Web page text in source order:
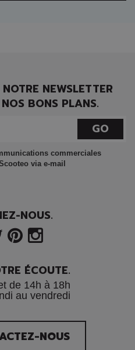
NEWSLETTER
BONS PLANS.
GO
commerciales
via e-mail
NOUS.
ÉCOUTE.
de 14h à 18h
au vendredi
NOUS